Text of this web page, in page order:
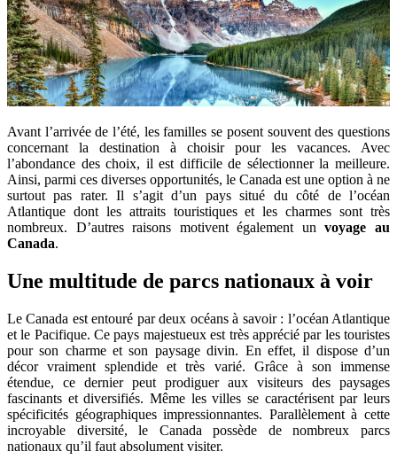
Avant l’arrivée de l’été, les familles se posent souvent des questions
concernant la destination à choisir pour les vacances. Avec
l’abondance des choix, il est difficile de sélectionner la meilleure.
Ainsi, parmi ces diverses opportunités, le Canada est une option à ne
surtout pas rater. Il s’agit d’un pays situé du côté de l’océan
Atlantique dont les attraits touristiques et les charmes sont très
nombreux. D’autres raisons motivent également unvoyage au
Canada.
Une multitude de parcs nationaux à voir
Le Canada est entouré par deux océans à savoir : l’océan Atlantique
et le Pacifique. Ce pays majestueux est très apprécié par les touristes
pour son charme et son paysage divin. En effet, il dispose d’un
décor vraiment splendide et très varié. Grâce à son immense
étendue, ce dernier peut prodiguer aux visiteurs des paysages
fascinants et diversifiés. Même les villes se caractérisent par leurs
spécificités géographiques impressionnantes. Parallèlement à cette
incroyable diversité, le Canada possède de nombreux parcs
nationaux qu’il faut absolument visiter.